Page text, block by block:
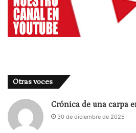
Otras voces
Crónica de una carpa
30 de diciembre de 2025